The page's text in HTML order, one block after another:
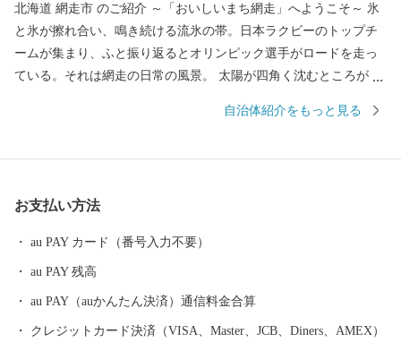
北海道 網走市 のご紹介 ～「おいしいまち網走」へようこそ～ 氷
と氷が擦れ合い、鳴き続ける流氷の帯。日本ラクビーのトップチ
ームが集まり、ふと振り返るとオリンピック選手がロードを走っ
ている。それは網走の日常の風景。 太陽が四角く沈むところが見
恵みをもたらしてくれる。何でも「おいしい」。大地の恵みも負
自治体紹介をもっと見る
お支払い方法
au PAY カード（番号入力不要）
au PAY 残高
au PAY（auかんたん決済）通信料金合算
クレジットカード決済（VISA、Master、JCB、Diners、AMEX）